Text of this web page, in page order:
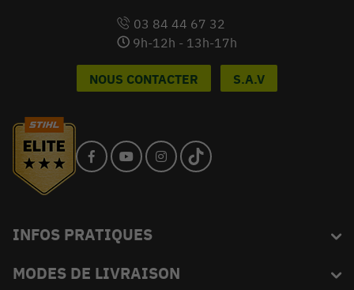
03 84 44 67 32
9h-12h - 13h-17h
NOUS CONTACTER S.A.V
INFOS PRATIQUES
MODES DE LIVRAISON